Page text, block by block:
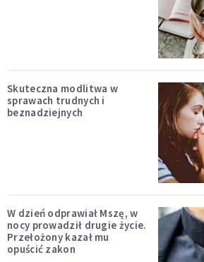
Skuteczna modlitwa w
sprawach trudnych i
beznadziejnych
W dzień odprawiał Mszę, w
nocy prowadził drugie życie.
Przełożony kazał mu
opuścić zakon